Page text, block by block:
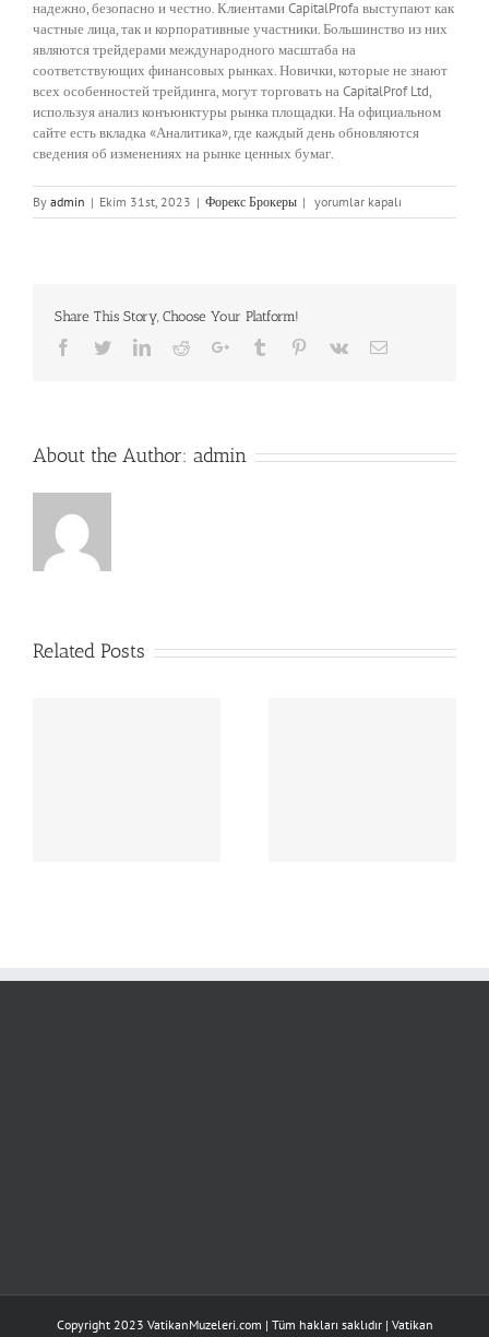
надежно, безопасно и честно. Клиентами CapitalProfа выступают как
частные лица, так и корпоративные участники. Большинство из них
являются трейдерами международного масштаба на
соответствующих финансовых рынках. Новички, которые не знают
всех особенностей трейдинга, могут торговать на CapitalProf Ltd,
используя анализ конъюнктуры рынка площадки. На официальном
сайте есть вкладка «Аналитика», где каждый день обновляются
сведения об изменениях на рынке ценных бумаг.
By admin | Ekim 31st, 2023 | Форекс Брокеры | Форекс
брокер
CapitalProf
yorumlar kapalı
Share This Story, Choose Your Platform!
Facebook
TwitterLinkedIn
RedditGoogle+Tumblr Pinterest
Vk Email
About the Author: admin
Related Posts
Copyright 2023 VatikanMuzeleri.com | Tüm hakları saklıdır | Vatikan